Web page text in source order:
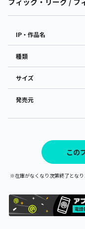
IP・作品名
種類
サイズ
発売元
この
※在庫がなくなり次第終了とな